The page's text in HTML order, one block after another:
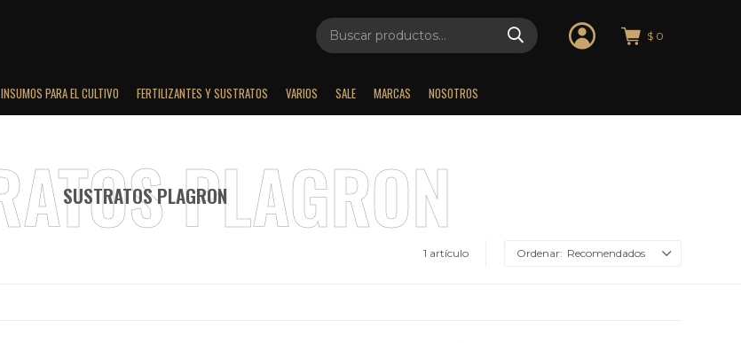
INSUMOS PARA EL CULTIVO FERTILIZANTES Y SUSTRATOS VARIOS SALE MARCAS NOSOTROS
$ 0
SUSTRATOS PLAGRON
1 artículo Recomendados